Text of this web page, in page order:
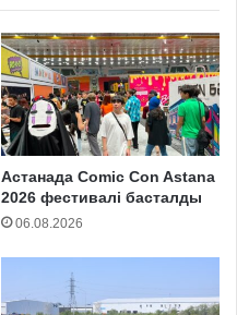
Астанада Comic Con Astana
2026 фестивалі басталды
06.08.2026